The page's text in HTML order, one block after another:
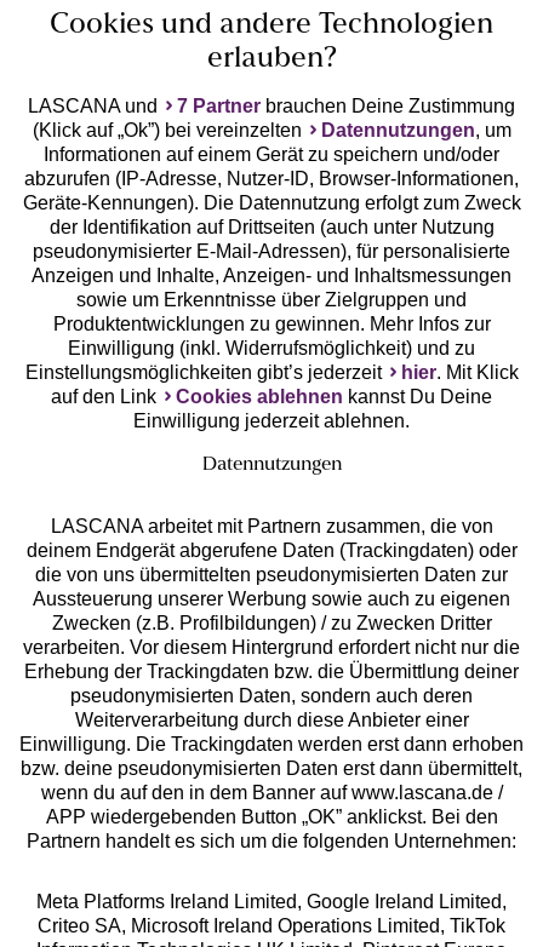
Geprüfte Sicherheit
Unsere Apps
Services
Beratung
Über uns
Rechtliches
Alle Preise inkl. MwSt., zzgl.
Versandkosten
Cookies und andere Technologien
erlauben?
LASCANA und 7 Partner brauchen Deine Zustimmung
(Klick auf „Ok”) bei vereinzelten
Datennutzungen, um
Informationen auf einem Gerät zu speichern und/oder
abzurufen (IP-Adresse, Nutzer-ID, Browser-Informationen,
Geräte-Kennungen). Die Datennutzung erfolgt zum Zweck
der Identifikation auf Drittseiten (auch unter Nutzung
pseudonymisierter E-Mail-Adressen), für personalisierte
Anzeigen und Inhalte, Anzeigen- und Inhaltsmessungen
sowie um Erkenntnisse über Zielgruppen und
Produktentwicklungen zu gewinnen. Mehr Infos zur
Einwilligung (inkl. Widerrufsmöglichkeit) und zu
Einstellungsmöglichkeiten gibt’s jederzeit
hier. Mit Klick
auf den Link
Cookies ablehnen kannst Du Deine
Einwilligung jederzeit ablehnen.
Datennutzungen
LASCANA arbeitet mit Partnern zusammen, die von
deinem Endgerät abgerufene Daten (Trackingdaten) oder
die von uns übermittelten pseudonymisierten Daten zur
Aussteuerung unserer Werbung sowie auch zu eigenen
Zwecken (z.B. Profilbildungen) / zu Zwecken Dritter
verarbeiten. Vor diesem Hintergrund erfordert nicht nur die
Erhebung der Trackingdaten bzw. die Übermittlung deiner
pseudonymisierten Daten, sondern auch deren
Weiterverarbeitung durch diese Anbieter einer
Einwilligung. Die Trackingdaten werden erst dann erhoben
bzw. deine pseudonymisierten Daten erst dann übermittelt,
wenn du auf den in dem Banner auf www.lascana.de /
APP wiedergebenden Button „OK” anklickst. Bei den
Partnern handelt es sich um die folgenden Unternehmen:
Meta Platforms Ireland Limited, Google Ireland Limited,
Criteo SA, Microsoft Ireland Operations Limited, TikTok